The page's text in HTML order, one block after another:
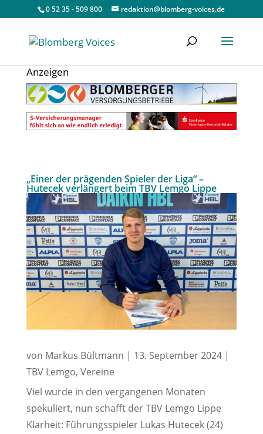
0 52 35 - 509 800 redaktion@blomberg-voices.de
Anzeigen
„Einer der prägenden Spieler der Liga“ –
Hutecek verlängert beim TBV Lemgo Lippe
von Markus Bültmann | 13. September 2024|
TBV Lemgo, Vereine
Viel wurde in den vergangenen Monaten
spekuliert, nun schafft der TBV Lemgo Lippe
Klarheit: Führungsspieler Lukas Hutecek (24)